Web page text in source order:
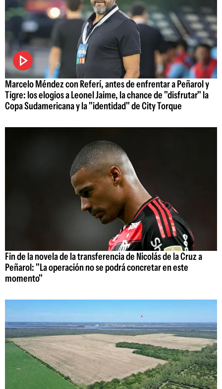
Marcelo Méndez con Referí, antes de enfrentar a Peñarol y
Tigre: los elogios a Leonel Jaime, la chance de "disfrutar" la
Copa Sudamericana y la "identidad" de City Torque
Fin de la novela de la transferencia de Nicolás de la Cruz a
Peñarol: "La operación no se podrá concretar en este
momento"